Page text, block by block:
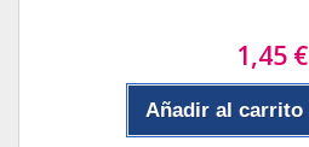
1,45 €
Añadir al carrito